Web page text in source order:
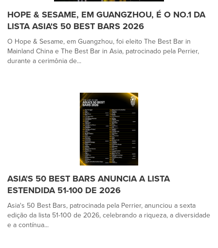
HOPE & SESAME, EM GUANGZHOU, É O NO.1 DA
LISTA ASIA'S 50 BEST BARS 2026
O Hope & Sesame, em Guangzhou, foi eleito The Best Bar in
Mainland China e The Best Bar in Asia, patrocinado pela Perrier,
durante a cerimônia de...
ASIA'S 50 BEST BARS ANUNCIA A LISTA
ESTENDIDA 51-100 DE 2026
Asia's 50 Best Bars, patrocinada pela Perrier, anunciou a sexta
edição da lista 51-100 de 2026, celebrando a riqueza, a diversidade
e a contínua...